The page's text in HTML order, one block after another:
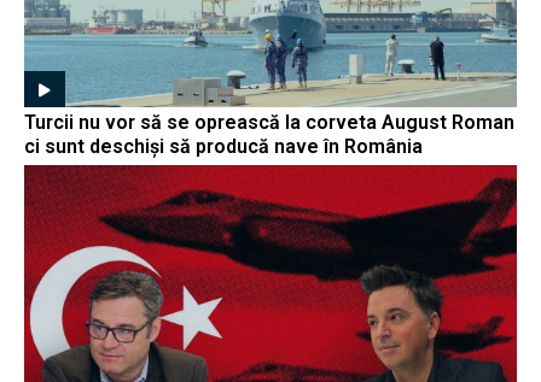
Turcii nu vor să se oprească la corveta August Roman
ci sunt deschiși să producă nave în România